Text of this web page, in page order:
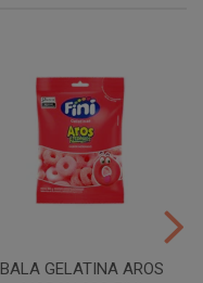
BALA GELATINA AROS